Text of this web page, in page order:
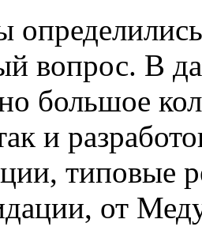
вопрос. В
большое
и
типовые
от